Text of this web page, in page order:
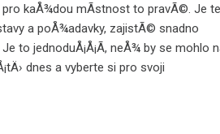
kaÅ¾dou mÃ­stnost to pravÃ©. Je
a poÅ¾adavky, zajistÃ© snadno
to jednoduÅ¡Å¡Ã­, neÅ¾ by se mohlo
dnes a vyberte si pro svoji